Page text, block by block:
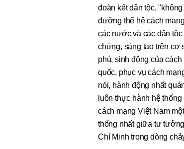
đoàn kết dân tộc,
dưỡng thế hệ cách
các nước và các dân
chứng, sáng tạo trên cơ
phú, sinh động của
quốc, phục vụ cách
nói, hành động nhất
luôn thực hành hệ
cách mạng Việt Nam
thống nhất giữa tư
Chí Minh trong dòng